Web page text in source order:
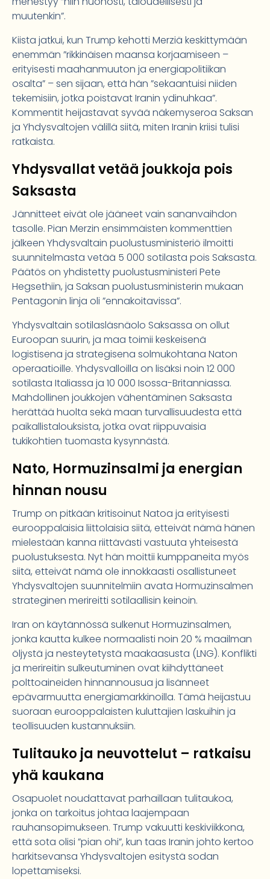
muutenkin”.
Kiista jatkui, kun Trump kehotti Merziä keskittymään
enemmän ”rikkinäisen maansa korjaamiseen –
erityisesti maahanmuuton ja energiapolitiikan
osalta” – sen sijaan, että hän ”sekaantuisi niiden
tekemisiin, jotka poistavat Iranin ydinuhkaa”.
Kommentit heijastavat syvää näkemyseroa Saksan
ja Yhdysvaltojen välillä siitä, miten Iranin kriisi tulisi
ratkaista.
Yhdysvallat vetää joukkoja pois
Saksasta
Jännitteet eivät ole jääneet vain sananvaihdon
tasolle. Pian Merzin ensimmäisten kommenttien
jälkeen Yhdysvaltain puolustusministeriö ilmoitti
suunnitelmasta vetää 5 000 sotilasta pois Saksasta.
Päätös on yhdistetty puolustusministeri Pete
Hegsethiin, ja Saksan puolustusministerin mukaan
Pentagonin linja oli ”ennakoitavissa”.
Yhdysvaltain sotilasläsnäolo Saksassa on ollut
Euroopan suurin, ja maa toimii keskeisenä
logistisena ja strategisena solmukohtana Naton
operaatioille. Yhdysvalloilla on lisäksi noin 12 000
sotilasta Italiassa ja 10 000 Isossa-Britanniassa.
Mahdollinen joukkojen vähentäminen Saksasta
herättää huolta sekä maan turvallisuudesta että
paikallistalouksista, jotka ovat riippuvaisia
tukikohtien tuomasta kysynnästä.
Nato, Hormuzinsalmi ja energian
hinnan nousu
Trump on pitkään kritisoinut Natoa ja erityisesti
eurooppalaisia liittolaisia siitä, etteivät nämä hänen
mielestään kanna riittävästi vastuuta yhteisestä
puolustuksesta. Nyt hän moittii kumppaneita myös
siitä, etteivät nämä ole innokkaasti osallistuneet
Yhdysvaltojen suunnitelmiin avata Hormuzinsalmen
strateginen merireitti sotilaallisin keinoin.
Iran on käytännössä sulkenut Hormuzinsalmen,
jonka kautta kulkee normaalisti noin 20 % maailman
öljystä ja nesteytetystä maakaasusta (LNG). Konflikti
ja merireitin sulkeutuminen ovat kiihdyttäneet
polttoaineiden hinnannousua ja lisänneet
epävarmuutta energiamarkkinoilla. Tämä heijastuu
suoraan eurooppalaisten kuluttajien laskuihin ja
teollisuuden kustannuksiin.
Tulitauko ja neuvottelut – ratkaisu
yhä kaukana
Osapuolet noudattavat parhaillaan tulitaukoa,
jonka on tarkoitus johtaa laajempaan
rauhansopimukseen. Trump vakuutti keskiviikkona,
että sota olisi ”pian ohi”, kun taas Iranin johto kertoo
harkitsevansa Yhdysvaltojen esitystä sodan
lopettamiseksi.